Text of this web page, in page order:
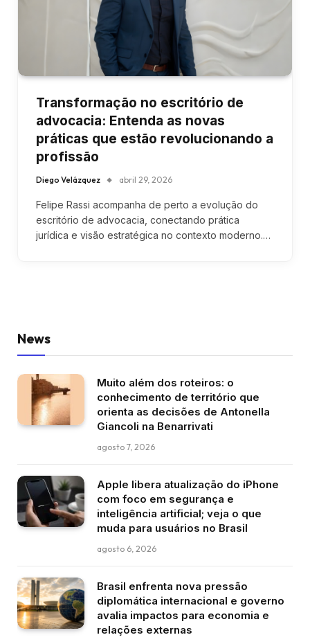
Transformação no escritório de
advocacia: Entenda as novas
práticas que estão revolucionando a
profissão
Diego Velázquez abril 29, 2026
Felipe Rassi acompanha de perto a evolução do
escritório de advocacia, conectando prática
jurídica e visão estratégica no contexto moderno.…
News
Muito além dos roteiros: o
conhecimento de território que
orienta as decisões de Antonella
Giancoli na Benarrivati
agosto 7, 2026
Apple libera atualização do iPhone
com foco em segurança e
inteligência artificial; veja o que
muda para usuários no Brasil
agosto 6, 2026
Brasil enfrenta nova pressão
diplomática internacional e governo
avalia impactos para economia e
relações externas